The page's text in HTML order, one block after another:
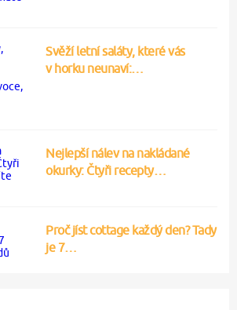
Svěží letní saláty, které vás
v horku neunaví:…
Nejlepší nálev na nakládané
okurky: Čtyři recepty…
Proč jíst cottage každý den? Tady
je 7…